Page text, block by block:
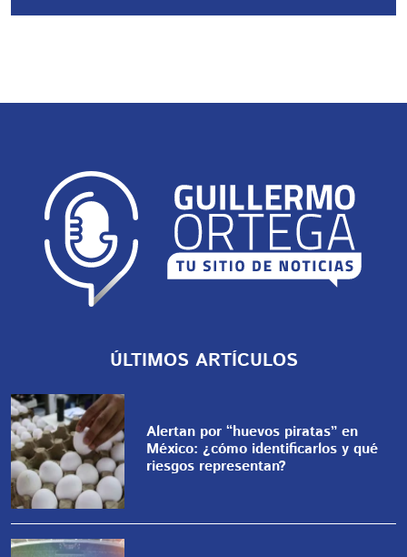
ÚLTIMOS ARTÍCULOS
Alertan por “huevos piratas” en
México: ¿cómo identificarlos y qué
riesgos representan?